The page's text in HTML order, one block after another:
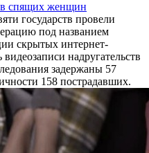
спящих женщин
государств провели
под названием
скрытых интернет-
надругательств
задержаны 57
158 пострадавших.